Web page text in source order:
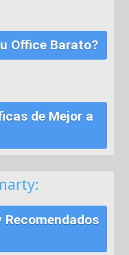
Office Barato?
de Mejor a
Recomendados